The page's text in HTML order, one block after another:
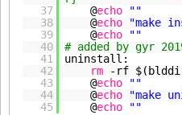
37
@echo
""
38
@echo "make
39
@echo
""
40
# added by gyr
41
uninstall:
42
rm
-rf
43
@echo
""
44
@echo "make
45
@echo ""